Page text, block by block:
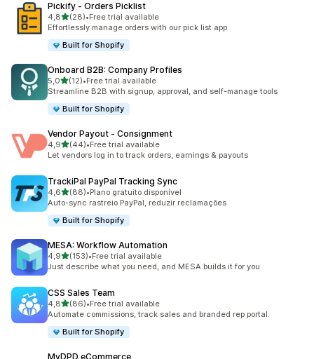
Pickify ‑ Orders Picklist
4,8de 5 estrelas
(28)
28 total de avaliações
•Free trial available
Effortlessly manage orders with our pick list app
Built for Shopify
Onboard B2B: Company Profiles
5,0de 5 estrelas
(12)
12 total de avaliações
•Free trial available
Streamline B2B with signup, approval, and self-manage tools
Built for Shopify
Vendor Payout ‑ Consignment
4,9de 5 estrelas
(44)
44 total de avaliações
•Free trial available
Let vendors log in to track orders, earnings & payouts
TrackiPal PayPal Tracking Sync
4,6de 5 estrelas
(88)
88 total de avaliações
•Plano gratuito disponível
Auto-sync rastreio PayPal, reduzir reclamações
Built for Shopify
MESA: Workflow Automation
4,9de 5 estrelas
(153)
153 total de avaliações
•Free trial available
Just describe what you need, and MESA builds it for you
CSS Sales Team
4,8de 5 estrelas
(86)
86 total de avaliações
•Free trial available
Automate commissions, track sales and branded rep portal.
Built for Shopify
MyDPD eCommerce